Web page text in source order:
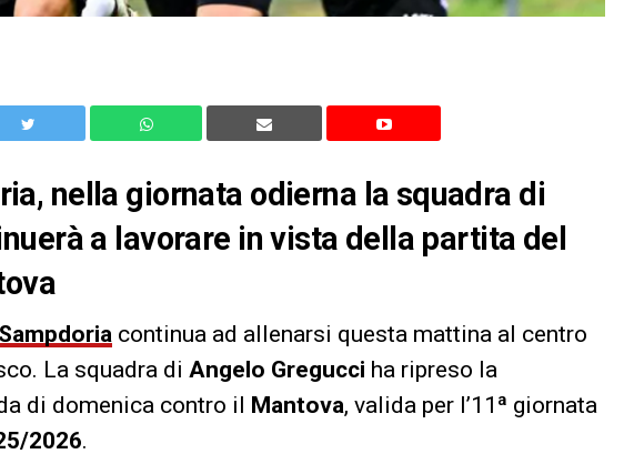
nella giornata odierna la squadra di
a lavorare in vista della partita del
Sampdoria continua ad allenarsi questa mattina al centro
La squadra di Angelo Gregucci ha ripreso la
di domenica contro il Mantova, valida per l’11ª giornata
2026.